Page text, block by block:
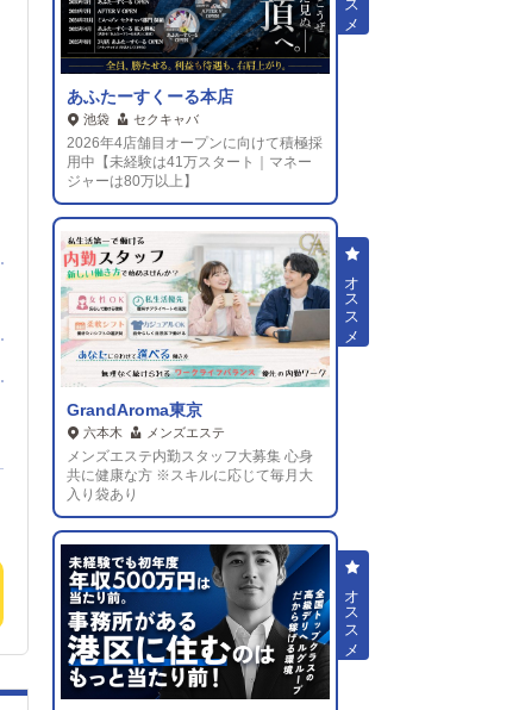
あふたーすくーる本店
池袋 セクキャバ
2026年4店舗目オープンに向けて積極採
用中【未経験は41万スタート｜マネー
ジャーは80万以上】
GrandAroma東京
六本木 メンズエステ
メンズエステ内勤スタッフ大募集 心身
共に健康な方 ※スキルに応じて毎月大
入り袋あり